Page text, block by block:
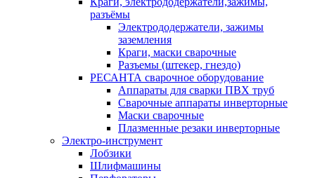
разъёмы
Электрододержатели, зажимы
заземления
Краги, маски сварочные
Разъемы (штекер, гнездо)
РЕСАНТА сварочное оборудование
Аппараты для сварки ПВХ труб
Сварочные аппараты инверторные
Маски сварочные
Плазменные резаки инверторные
Электро-инструмент
Лобзики
Шлифмашины